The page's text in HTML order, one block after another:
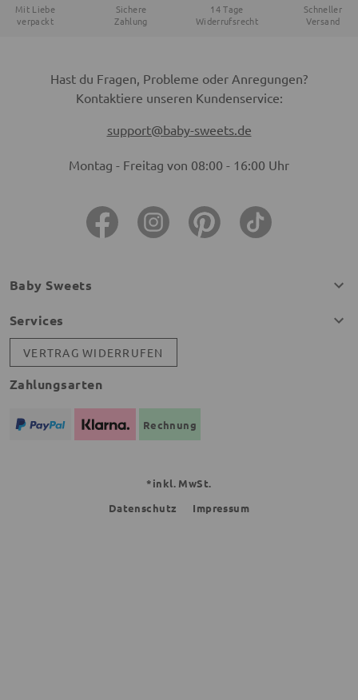
Mit Liebe
verpackt
Sichere
Zahlung
14 Tage
Widerrufsrecht
Schneller
Versand
Hast du Fragen, Probleme oder Anregungen?
Kontaktiere unseren Kundenservice:
support@baby-sweets.de
Montag - Freitag von 08:00 - 16:00 Uhr
Baby Sweets
Services
VERTRAG WIDERRUFEN
Zahlungsarten
Rechnung
*inkl. MwSt.
Datenschutz
Impressum